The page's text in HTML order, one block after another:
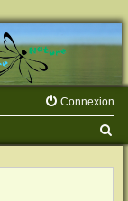
Connexion